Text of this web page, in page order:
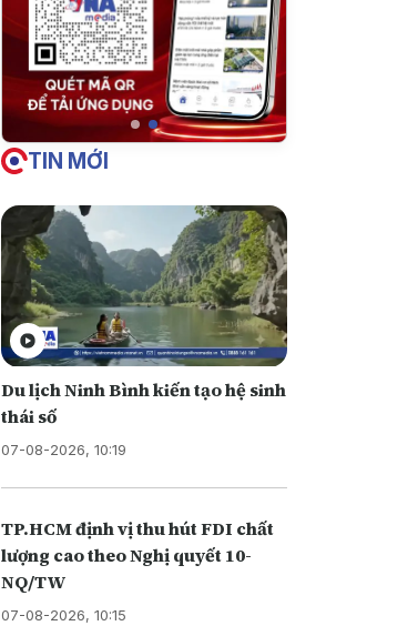
TIN MỚI
Du lịch Ninh Bình kiến tạo hệ sinh
thái số
07-08-2026, 10:19
TP.HCM định vị thu hút FDI chất
lượng cao theo Nghị quyết 10-
NQ/TW
07-08-2026, 10:15